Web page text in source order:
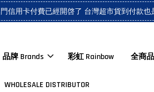
信用卡付費已經開啓了 台灣超市貨到付款也
品牌 Brands 彩虹 Rainbow 全商
WHOLESALE DISTRIBUTOR